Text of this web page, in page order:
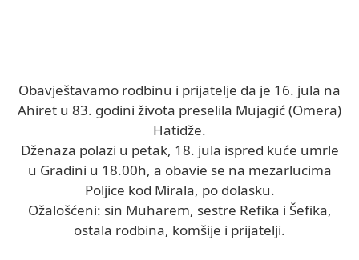
Obavještavamo rodbinu i prijatelje da je 16. jula na
Ahiret u 83. godini života preselila Mujagić (Omera)
Hatidže.
Dženaza polazi u petak, 18. jula ispred kuće umrle
u Gradini u 18.00h, a obavie se na mezarlucima
Poljice kod Mirala, po dolasku.
Ožalošćeni: sin Muharem, sestre Refika i Šefika,
ostala rodbina, komšije i prijatelji.